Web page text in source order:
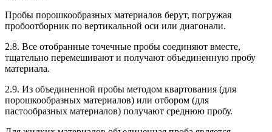
Пробы порошкообразных материалов берут, погружая
пробоотборник по вертикальной оси или диагонали.
2.8. Все отобранные точечные пробы соединяют вместе,
тщательно перемешивают и получают объединенную пробу
материала.
2.9. Из объединенной пробы методом квартования (для
порошкообразных материалов) или отбором (для
пастообразных материалов) получают среднюю пробу.